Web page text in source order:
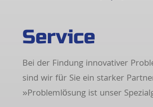
Service
Bei der Findung innovativer
sind wir für Sie ein starker
»Problemlösung ist unser